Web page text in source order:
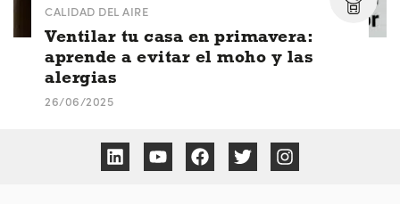
CALIDAD DEL AIRE
Ventilar tu casa en primavera:
aprende a evitar el moho y las
alergias
26/06/2025